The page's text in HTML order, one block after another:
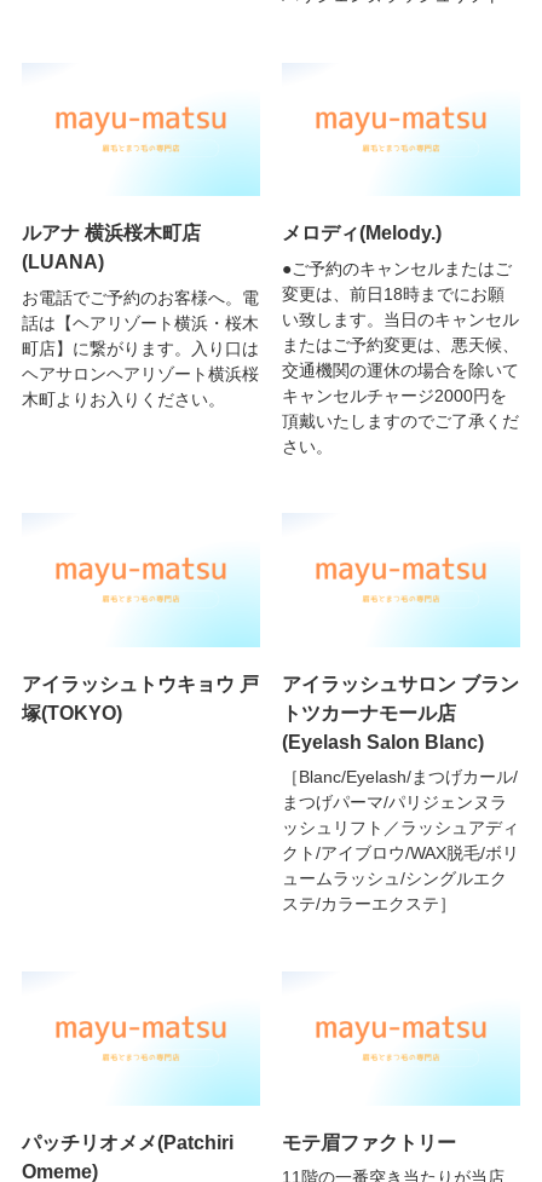
ルアナ 横浜桜木町店
(LUANA)
お電話でご予約のお客様へ。電
話は【ヘアリゾート横浜・桜木
町店】に繋がります。入り口は
ヘアサロンヘアリゾート横浜桜
木町よりお入りください。
メロディ(Melody.)
●ご予約のキャンセルまたはご
変更は、前日18時までにお願
い致します。当日のキャンセル
またはご予約変更は、悪天候、
交通機関の運休の場合を除いて
キャンセルチャージ2000円を
頂戴いたしますのでご了承くだ
さい。
アイラッシュトウキョウ 戸
塚(TOKYO)
アイラッシュサロン ブラン
トツカーナモール店
(Eyelash Salon Blanc)
［Blanc/Eyelash/まつげカール/
まつげパーマ/パリジェンヌラ
ッシュリフト／ラッシュアディ
クト/アイブロウ/WAX脱毛/ボリ
ュームラッシュ/シングルエク
ステ/カラーエクステ］
パッチリオメメ(Patchiri
Omeme)
モテ眉ファクトリー
11階の一番突き当たりが当店